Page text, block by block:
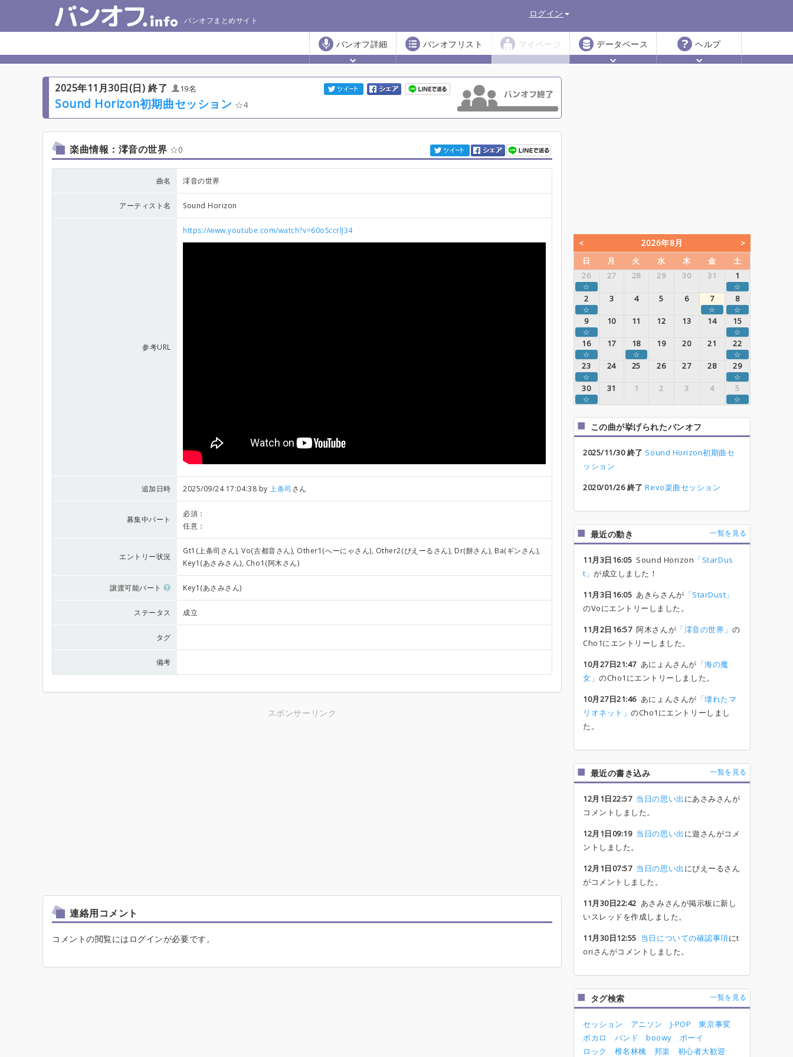
バンオフまとめサイト
ログイン
バンオフ詳細 バンオフリスト マイページ データベース ヘルプ
2025年11月30日(日) 終了 19名
Sound Horizon初期曲セッション 4
楽曲情報：澪音の世界 0
曲名 澪音の世界
アーティスト名 Sound Horizon
参考URL
https://www.youtube.com/watch?v=60oSccrlJ34
追加日時 2025/09/24 17:04:38 by上条司 さん
募集中パート
必須：
任意：
エントリー状況
Gt1(上条司さん), Vo(古都音さん), Other1(へーにゃさん), Other2(ぴえーるさん), Dr(餅さん), Ba(ギンさん),
Key1(あさみさん), Cho1(阿木さん)
譲渡可能パート Key1(あさみさん)
ステータス 成立
タグ
備考
スポンサーリンク
連絡用コメント
コメントの閲覧にはログインが必要です。
2026年8月
日 月 火 水 木 金
土
26
27 28 29 30 31 1
☆ ☆
2 3 4 5 6 7 8
☆ ☆ ☆
9 10 11 12 13 14 15
☆ ☆
16 17 18 19 20 21 22
☆ ☆ ☆
23 24 25 26 27 28 29
☆ ☆
30 31 1 2 3 4 5
☆ ☆
この曲が挙げられたバンオフ
2025/11/30 終了 Sound Horizon初期曲セ
ッション
2020/01/26 終了 Revo楽曲セッション
最近の動き 一覧を見る
11月3日16:05 Sound Horizon 「StarDus
t」が成立しました！
11月3日16:05 あきらさんが 「StarDust」
のVoにエントリーしました。
11月2日16:57阿木さんが 「澪音の世界」 の
Cho1にエントリーしました。
10月27日21:47あにょんさんが 「海の魔
女」のCho1にエントリーしました。
10月27日21:46あにょんさんが 「壊れたマ
リオネット」のCho1にエントリーしまし
た。
最近の書き込み 一覧を見る
12月1日22:57 当日の思い出 にあさみさんが
コメントしました。
12月1日09:19 当日の思い出 に遊さんがコメ
ントしました。
12月1日07:57 当日の思い出 にぴえーるさん
がコメントしました。
11月30日22:42 あさみさんが掲示板に新し
いスレッドを作成しました。
11月30日12:55 当日についての確認事項にt
oriさんがコメントしました。
タグ検索 一覧を見る
セッション アニソン J-POP
東京事変
ボカロ
バンド boowy
ボーイ
ロック
椎名林檎 邦楽 初心者大歓迎